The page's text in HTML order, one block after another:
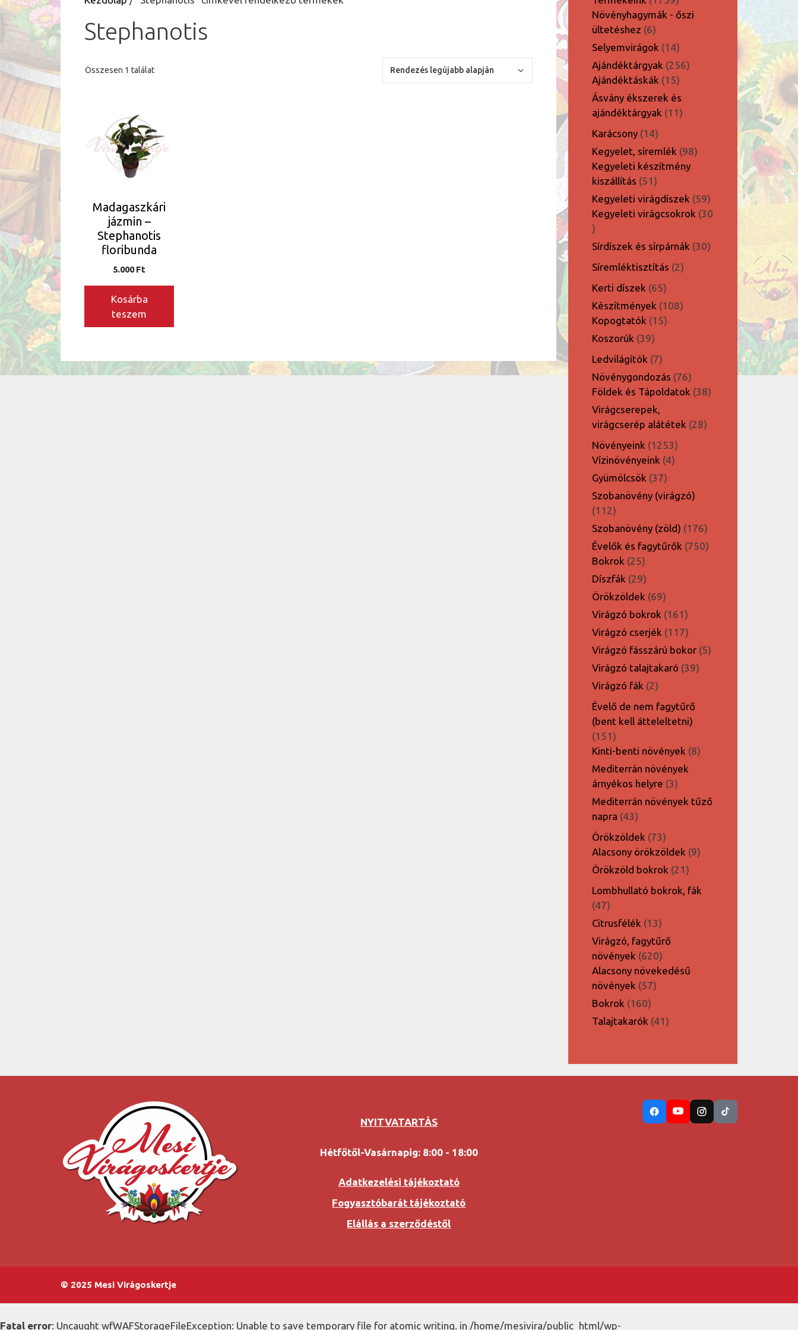
Stephanotis
Összesen 1 találat
Madagaszkári
jázmin –
Stephanotis
floribunda
5.000Ft
Kosárba
teszem
termék
Növényhagymák - őszi
ültetéshez 66
termék
Selyemvirágok 1414
termék
Ajándéktárgyak 256256
Ajándéktáskák 1515
termék
Ásvány ékszerek és
ajándéktárgyak
1111
Karácsony 1414
termék
Kegyelet, síremlék 9898
Kegyeleti készítmény
kiszállítás 5151
termék
Kegyeleti virágdíszek 5959
termék
Kegyeleti virágcsokrok 30
30
termék
Sírdíszek és sírpárnák 3030
Síremléktisztítás 22
Kerti díszek 6565
termék
Készítmények 108108
Kopogtatók 1515
Koszorúk 3939
termék
Ledvilágítók 77
termék
Növénygondozás 7676
termék
Földek és Tápoldatok 3838
Virágcserepek,
virágcserép alátétek 2828
Növényeink 12531253
termék
Vízinövényeink 44
Gyümölcsök 3737
termék
Szobanövény (virágzó)
112112
termék
Szobanövény (zöld) 176176
termék
Évelők és fagytűrők 750750
Bokrok 2525
termék
Díszfák 2929
termék
Örökzöldek 6969
termék
Virágzó bokrok 161161
termék
Virágzó cserjék 117117
termék
Virágzó fásszárú bokor 55
Virágzó talajtakaró 3939
Virágzó fák 22
termék
Évelő de nem fagytűrő
(bent kell átteleltetni)
151151
termék
Kinti-benti növények 88
Mediterrán növények
árnyékos helyre 33
termék
Mediterrán növények tűző
napra 4343
termék
Örökzöldek 7373
termék
Alacsony örökzöldek 99
Örökzöld bokrok 2121
termék
Lombhullató bokrok, fák
4747
termék
Citrusfélék 1313
termék
Virágzó, fagytűrő
növények 620620
termék
Alacsony növekedésű
növények 5757
Bokrok 160160
termék
Talajtakarók 4141
NYITVATARTÁS
Hétfőtől-Vasárnapig: 8:00 - 18:00
Adatkezelési tájékoztató
Fogyasztóbarát tájékoztató
Elállás a szerződéstől
© 2025 Mesi Virágoskertje
Fatal error: Uncaught wfWAFStorageFileException: Unable to save temporary file for atomic writing. in /home/mesivira/public_html/wp-